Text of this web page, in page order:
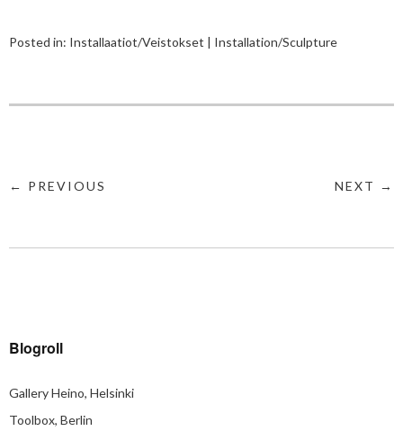
Posted in: Installaatiot/Veistokset | Installation/Sculpture
← PREVIOUS NEXT →
Blogroll
Gallery Heino, Helsinki
Toolbox, Berlin